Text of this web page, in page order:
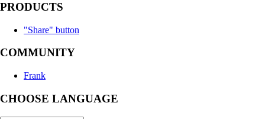
PRODUCTS
"Share" button
COMMUNITY
Frank
CHOOSE LANGUAGE